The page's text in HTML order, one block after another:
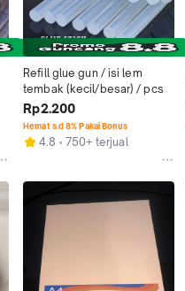
Refill glue gun / isi lem
tembak (kecil/besar) / pcs
Rp2.200
Hemat s.d 8% Pakai Bonus
4.8 750+ terjual